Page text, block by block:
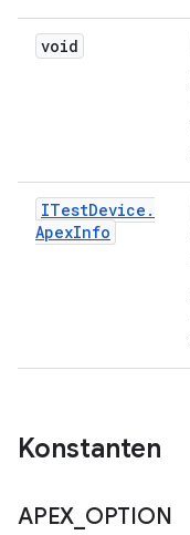
void
ITestDevice .
ApexInfo
Konstanten
APEX OPTION